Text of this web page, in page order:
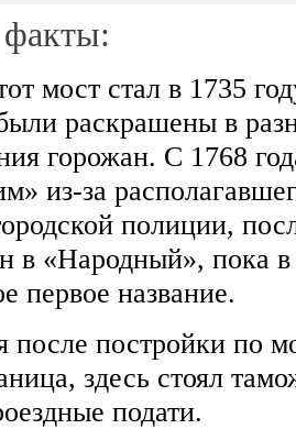
мост стал в 1735
раскрашены в
горожан. С 1768
из-за
полиции,
в «Народный», пока
первое название.
после постройки по
здесь стоял
подати.